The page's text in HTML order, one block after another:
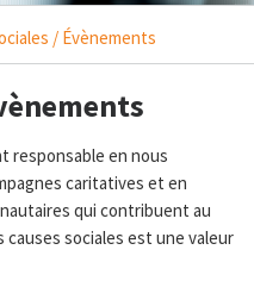
/ Évènements
responsable en nous
caritatives et en
qui contribuent au
causes sociales est une valeur